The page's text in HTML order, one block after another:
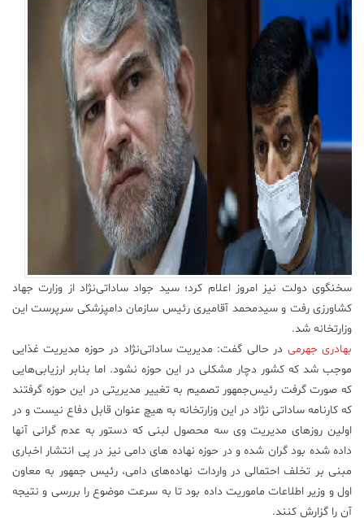
محیط
زیست
فناوری
پادکست
مجله
فرهنگی
هنری
سخنگوی دولت نیز امروز اعلام کرد؛ سید جواد ساداتی‌نژاد از وزارت جهاد
کشاورزی رفت و سیدمحمد آقامیری رئیس سازمان دامپزشکی سرپرست این
وزارتخانه شد.
بهادری جهرمی در حالی گفت: مدیریت ساداتی‌نژاد در حوزه مدیریت غذایی
موجب شد که کشور دچار مشکلی در این حوزه نشود. اما بنابر ارزیابی‌هایی
که صورت گرفت رئیس‌جمهور تصمیم به تغییر مدیریتی در این حوزه گرفتند
که کارنامه ساداتی نژاد در این وزارتخانه به هیچ عنوان قابل دفاع نیست و در
اولین روزهای مدیریت وی سه محصول لبنی که دستور به عدم گرانی آنها
داده شده بود گران شده و در حوزه نهاده های دامی نیز در پی انتشار اخباری
مبنی بر تخلف احتمالی در واردات نهاده‌های دامی، رئیس جمهور به معاون
اول و وزیر اطلاعات ماموریت داده بود تا به سرعت موضوع را بررسی و نتیجه
آن را گزارش کنند.